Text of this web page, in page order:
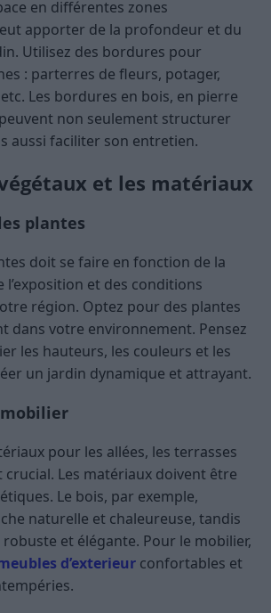
en différentes zones
apporter de la profondeur et du
Utilisez des bordures pour
: parterres de fleurs, potager,
Les bordures en bois, en pierre
non seulement structurer
aussi faciliter son entretien​.
et les matériaux
plantes
doit se faire en fonction de la
l’exposition et des conditions
région. Optez pour des plantes
dans votre environnement. Pensez
les hauteurs, les couleurs et les
un jardin dynamique et attrayant​.
pour les allées, les terrasses
crucial. Les matériaux doivent être
Le bois, par exemple,
naturelle et chaleureuse, tandis
et élégante. Pour le mobilier,
d’exterieur confortables et